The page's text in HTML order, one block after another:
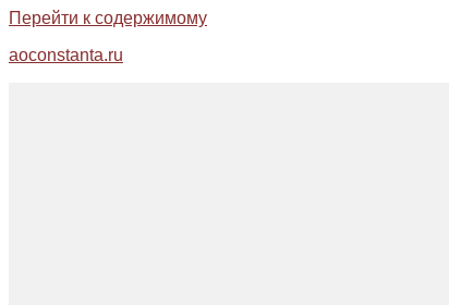
Перейти к содержимому
aoconstanta.ru